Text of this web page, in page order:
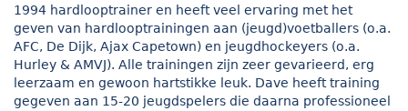
1994 hardlooptrainer en heeft veel ervaring met het
geven van hardlooptrainingen aan (jeugd)voetballers (o.a.
AFC, De Dijk, Ajax Capetown) en jeugdhockeyers (o.a.
Hurley & AMVJ). Alle trainingen zijn zeer gevarieerd, erg
leerzaam en gewoon hartstikke leuk. Dave heeft training
gegeven aan 15-20 jeugdspelers die daarna professioneel